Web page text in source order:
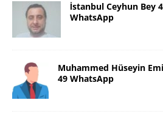
İstanbul Ceyhun Bey
WhatsApp
Muhammed Hüseyin
49 WhatsApp